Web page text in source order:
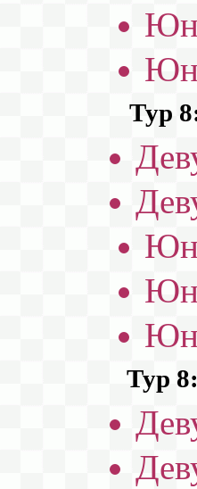
Тур
Тур